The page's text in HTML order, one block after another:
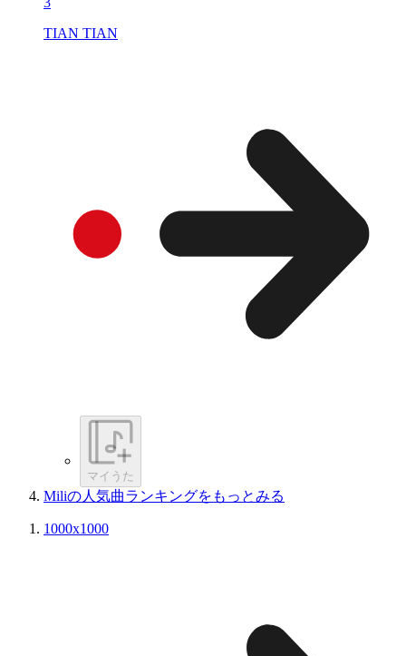
TIAN TIAN
マイうた
Miliの人気曲ランキングをもっとみる
1000x1000